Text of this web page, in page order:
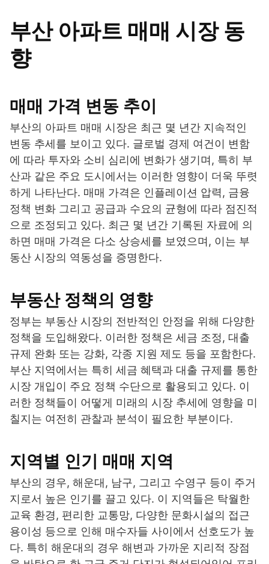
부산 아파트 매매 시장 동
향
매매 가격 변동 추이
부산의 아파트 매매 시장은 최근 몇 년간 지속적인
변동 추세를 보이고 있다. 글로벌 경제 여건이 변함
에 따라 투자와 소비 심리에 변화가 생기며, 특히 부
산과 같은 주요 도시에서는 이러한 영향이 더욱 뚜렷
하게 나타난다. 매매 가격은 인플레이션 압력, 금융
정책 변화 그리고 공급과 수요의 균형에 따라 점진적
으로 조정되고 있다. 최근 몇 년간 기록된 자료에 의
하면 매매 가격은 다소 상승세를 보였으며, 이는 부
동산 시장의 역동성을 증명한다.
부동산 정책의 영향
정부는 부동산 시장의 전반적인 안정을 위해 다양한
정책을 도입해왔다. 이러한 정책은 세금 조정, 대출
규제 완화 또는 강화, 각종 지원 제도 등을 포함한다.
부산 지역에서는 특히 세금 혜택과 대출 규제를 통한
시장 개입이 주요 정책 수단으로 활용되고 있다. 이
러한 정책들이 어떻게 미래의 시장 추세에 영향을 미
칠지는 여전히 관찰과 분석이 필요한 부분이다.
지역별 인기 매매 지역
부산의 경우, 해운대, 남구, 그리고 수영구 등이 주거
지로서 높은 인기를 끌고 있다. 이 지역들은 탁월한
교육 환경, 편리한 교통망, 다양한 문화시설의 접근
용이성 등으로 인해 매수자들 사이에서 선호도가 높
다. 특히 해운대의 경우 해변과 가까운 지리적 장점